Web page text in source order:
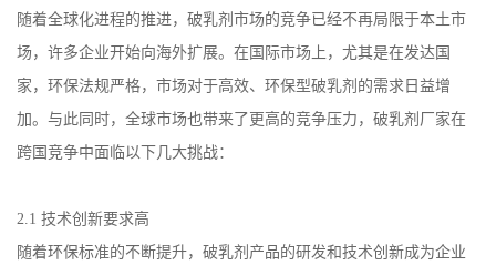
随着全球化进程的推进，破乳剂市场的竞争已经不再局限于本土市
场，许多企业开始向海外扩展。在国际市场上，尤其是在发达国
家，环保法规严格，市场对于高效、环保型破乳剂的需求日益增
加。与此同时，全球市场也带来了更高的竞争压力，破乳剂厂家在
跨国竞争中面临以下几大挑战：
2.1 技术创新要求高
随着环保标准的不断提升，破乳剂产品的研发和技术创新成为企业